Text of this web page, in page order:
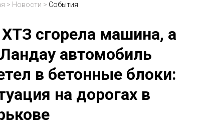
> Новости > События
сгорела машина, а
автомобиль
в бетонные блоки:
на дорогах в